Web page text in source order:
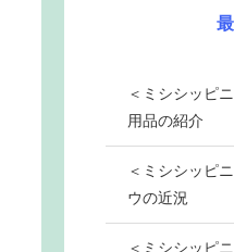
＜ミシシッピ
用品の紹介
＜ミシシッピ
ウの近況
＜ミシシッピ